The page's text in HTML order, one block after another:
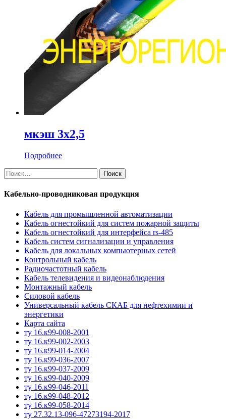
мкэш 3х2,5
Подробнее
Найти:
Кабельно-проводниковая продукция
Кабель для промышленной автоматизации
Кабель огнестойкий для систем пожарной защиты
Кабель огнестойкий для интерфейса rs-485
Кабель систем сигнализации и управления
Кабель для локальных компьютерных сетей
Контрольный кабель
Радиочастотный кабель
Кабель телевидения и видеонаблюдения
Монтажный кабель
Силовой кабель
Универсальный кабель СКАБ для нефтехимии и
энергетики
Карта сайта
ту 16.к99-008-2001
ту 16.к99-002-2003
ту 16.к99-014-2004
ту 16.к99-036-2007
ту 16.к99-037-2009
ту 16.к99-040-2009
ту 16.к99-046-2011
ту 16.к99-048-2012
ту 16.к99-058-2014
ту 27.32.13-096-47273194-2017